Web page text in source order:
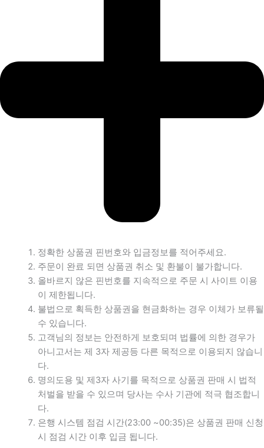
정확한 상품권 핀번호와 입금정보를 적어주세요.
주문이 완료 되면 상품권 취소 및 환불이 불가합니다.
올바르지 않은 핀번호를 지속적으로 주문 시 사이트 이용
이 제한됩니다.
불법으로 획득한 상품권을 현금화하는 경우 이체가 보류될
수 있습니다.
고객님의 정보는 안전하게 보호되며 법률에 의한 경우가
아니고서는 제 3자 제공등 다른 목적으로 이용되지 않습니
다.
명의도용 및 제3자 사기를 목적으로 상품권 판매 시 법적
처벌을 받을 수 있으며 당사는 수사 기관에 적극 협조합니
다.
은행 시스템 점검 시간(23:00 ~00:35)은 상품권 판매 신청
시 점검 시간 이후 입금 됩니다.